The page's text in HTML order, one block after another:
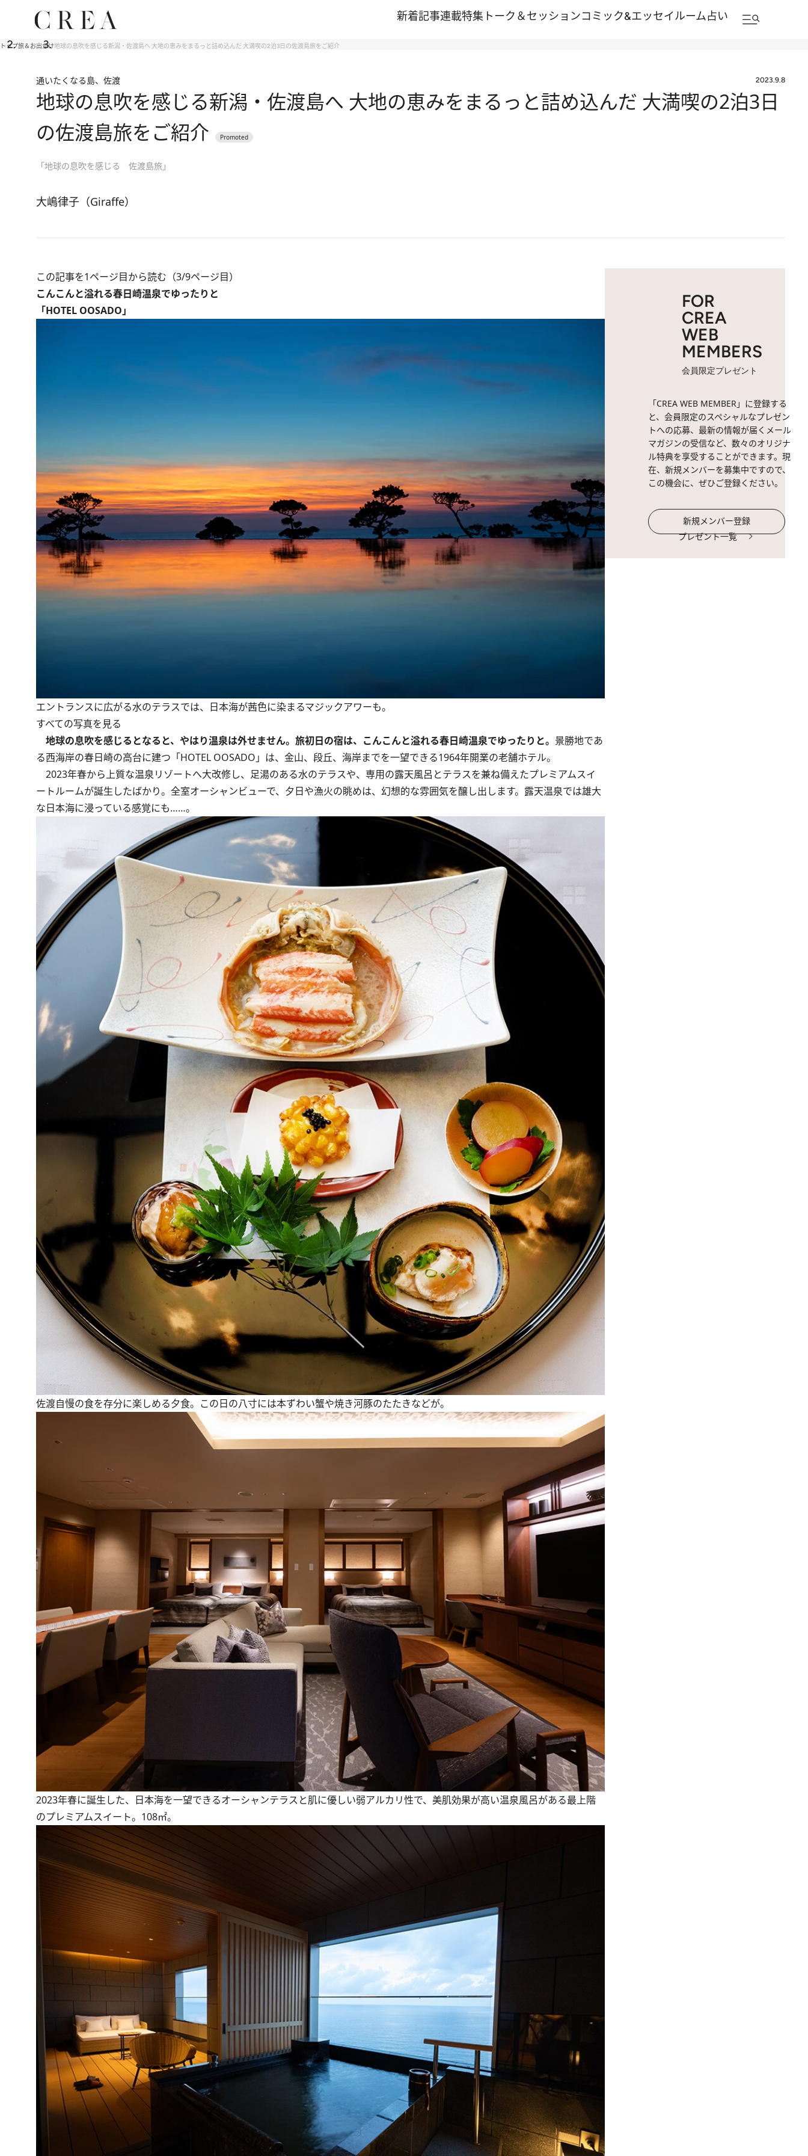
新着記事連載特集 トーク＆セッションコミック&エッセイルーム占い
トップ旅＆お出かけ地球の息吹を感じる新潟・佐渡島へ 大地の恵みをまるっと詰め込んだ 大満喫の2泊3日の佐渡島旅をご紹介
通いたくなる島、佐渡 2023.9.8
地球の息吹を感じる新潟・佐渡島へ 大地の恵みをまるっと詰め込んだ 大満喫の2泊3日
の佐渡島旅をご紹介
「地球の息吹を感じる 佐渡島旅」
大嶋律子（Giraffe）
この記事を1ページ目から読む（3/9ページ目）
こんこんと溢れる春日崎温泉でゆったりと
「HOTEL OOSADO」
エントランスに広がる水のテラスでは、日本海が茜色に染まるマジックアワーも。
すべての写真を見る
地球の息吹を感じるとなると、やはり温泉は外せません。旅初日の宿は、こんこんと溢れる春日崎温泉でゆったりと。 景勝地であ
る西海岸の春日崎の高台に建つ「HOTEL OOSADO」は、金山、段丘、海岸までを一望できる1964年開業の老舗ホテル。
2023年春から上質な温泉リゾートへ大改修し、足湯のある水のテラスや、専用の露天風呂とテラスを兼ね備えたプレミアムスイ
ートルームが誕生したばかり。全室オーシャンビューで、夕日や漁火の眺めは、幻想的な雰囲気を醸し出します。露天温泉では雄大
な日本海に浸っている感覚にも……。
佐渡自慢の食を存分に楽しめる夕食。この日の八寸には本ずわい蟹や焼き河豚のたたきなどが。
2023年春に誕生した、日本海を一望できるオーシャンテラスと肌に優しい弱アルカリ性で、美肌効果が高い温泉風呂がある最上階
のプレミアムスイート。108㎡。
FOR
CREA
WEB
MEMBERS
会員限定プレゼント
「CREA WEB MEMBER」に登録する
と、会員限定のスペシャルなプレゼン
トへの応募、最新の情報が届くメール
マガジンの受信など、数々のオリジナ
ル特典を享受することができます。現
在、新規メンバーを募集中ですので、
この機会に、ぜひご登録ください。
新規メンバー登録
プレゼント一覧